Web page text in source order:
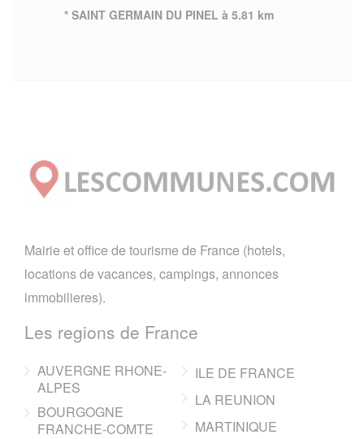
* SAINT GERMAIN DU PINEL à 5.81 km
Mairie et office de tourisme de France (hotels,
locations de vacances, campings, annonces
immobilieres).
Les regions de France
AUVERGNE RHONE-
ALPES
BOURGOGNE
FRANCHE-COMTE
ILE DE FRANCE
LA REUNION
MARTINIQUE